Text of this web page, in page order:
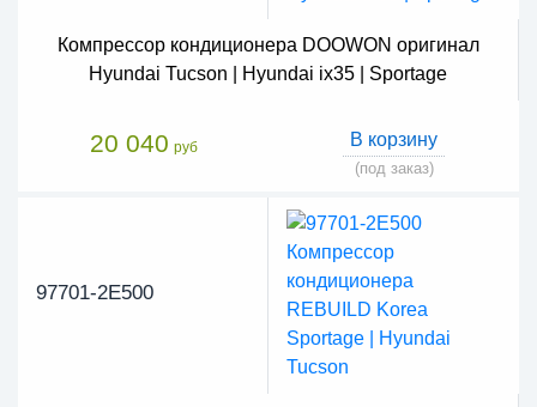
Компрессор кондиционера DOOWON оригинал
Hyundai Tucson | Hyundai ix35 | Sportage
20 040 руб В корзину
(под заказ)
97701-2E500